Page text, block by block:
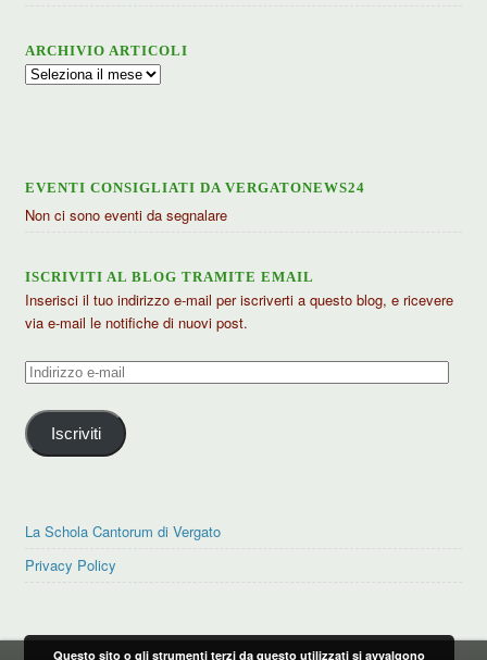
ARCHIVIO ARTICOLI
Archivio
EVENTI CONSIGLIATI DA VERGATONEWS24
Non ci sono eventi da segnalare
ISCRIVITI AL BLOG TRAMITE EMAIL
Inserisci il tuo indirizzo e-mail per iscriverti a questo blog, e ricevere
via e-mail le notifiche di nuovi post.
Indirizzo
mail
Iscriviti
La Schola Cantorum di Vergato
Privacy Policy
Questo sito o gli strumenti terzi da questo utilizzati si avvalgono